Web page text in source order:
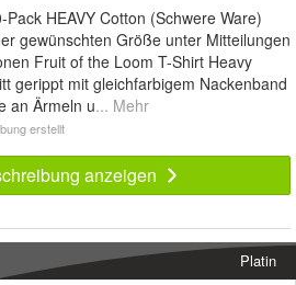
HEAVY Cotton (Schwere Ware)
gewünschten Größe unter Mitteilungen
Fruit of the Loom T-Shirt Heavy
gerippt mit gleichfarbigem Nackenband
an Ärmeln u... Mehr
erstellt
anzeigen
Platin